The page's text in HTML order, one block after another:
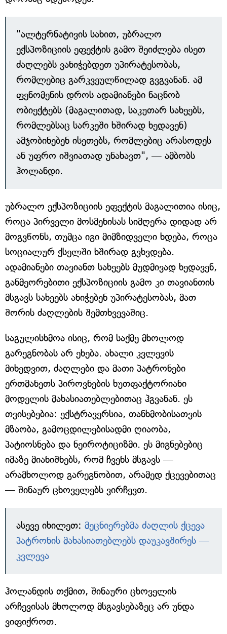
"ალტერნატივის სახით, უბრალო
ექსპოზიციის ეფექტის გამო შეიძლება ისეთ
ძაღლებს ვანიჭებდეთ უპირატესობას,
რომლებიც გარკვეულწილად გვგვანან. ამ
ფენომენის დროს ადამიანები ნაცნობ
ობიექტებს (მაგალითად, საკუთარ სახეებს,
რომლებსაც სარკეში ხშირად ხედავენ)
ამჯობინებენ ისეთებს, რომლებიც არასოდეს
ან უფრო იშვიათად უნახავთ", — ამბობს
ჰოლანდი.
უბრალო ექსპოზიციის ეფექტის მაგალითია ისიც,
როცა პირველი მოსმენისას სიმღერა დიდად არ
მოგვწონს, თუმცა იგი მიმზიდველი ხდება, როცა
სოციალურ ქსელში ხშირად გვხვდება.
ადამიანები თავიანთ სახეებს მუდმივად ხედავენ,
განმეორებითი ექსპოზიციის გამო კი თავიანთის
მსგავს სახეებს ანიჭებენ უპირატესობას, მათ
შორის ძაღლების შემთხვევაშიც.
საგულისხმოა ისიც, რომ საქმე მხოლოდ
გარეგნობას არ ეხება. ახალი კვლევის
მიხედვით, ძაღლები და მათი პატრონები
ერთმანეთს პიროვნების ხუთფაქტორიანი
მოდელის მახასიათებლებითაც ჰგვანან. ეს
თვისებებია: ექსტრავერსია, თანხმობისათვის
მზაობა, გამოცდილებისადმი ღიაობა,
პატიოსნება და ნეიროტიციზმი. ეს მიგნებებიც
იმაზე მიანიშნებს, რომ ჩვენს მსგავს —
არამხოლოდ გარეგნობით, არამედ ქცევებითაც
— შინაურ ცხოველებს ვირჩევთ.
ასევე იხილეთ: მეცნიერებმა ძაღლის ქცევა
პატრონის მახასიათებლებს დაუკავშირეს —
კვლევა
ჰოლანდის თქმით, შინაური ცხოველის
არჩევისას მხოლოდ მსგავსებაზეც არ უნდა
ვიფიქროთ.